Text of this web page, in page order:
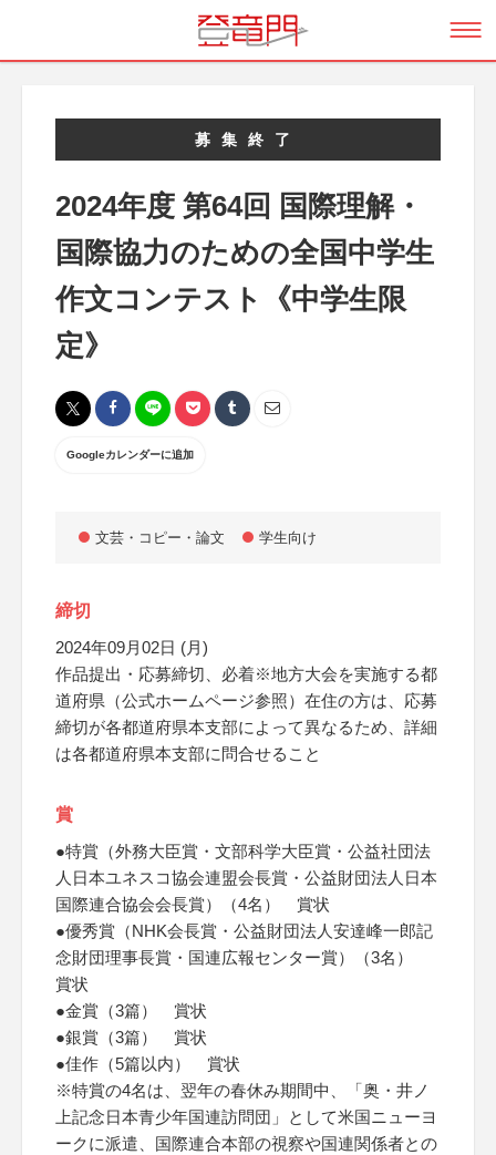
募集終了
2024年度 第64回 国際理解・
国際協力のための全国中学生
作文コンテスト《中学生限
定》
Googleカレンダーに追加
文芸・コピー・論文 学生向け
締切
2024年09月02日 (月)
作品提出・応募締切、必着※地方大会を実施する都
道府県（公式ホームページ参照）在住の方は、応募
締切が各都道府県本支部によって異なるため、詳細
は各都道府県本支部に問合せること
賞
●特賞（外務大臣賞・文部科学大臣賞・公益社団法
人日本ユネスコ協会連盟会長賞・公益財団法人日本
国際連合協会会長賞）（4名） 賞状
●優秀賞（NHK会長賞・公益財団法人安達峰一郎記
念財団理事長賞・国連広報センター賞）（3名）
賞状
●金賞（3篇） 賞状
●銀賞（3篇） 賞状
●佳作（5篇以内） 賞状
※特賞の4名は、翌年の春休み期間中、「奥・井ノ
上記念日本青少年国連訪問団」として米国ニューヨ
ークに派遣、国際連合本部の視察や国連関係者との